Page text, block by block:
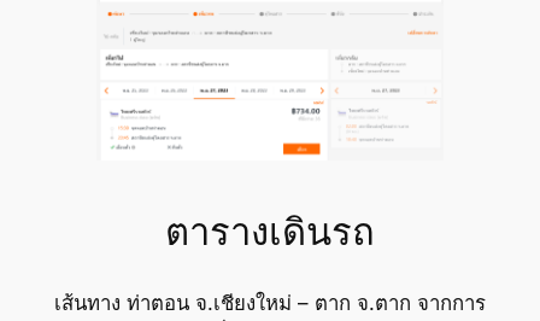
ตารางเดินรถ
เส้นทาง ท่าตอน จ.เชียงใหม่ – ตาก จ.ตาก จากการ